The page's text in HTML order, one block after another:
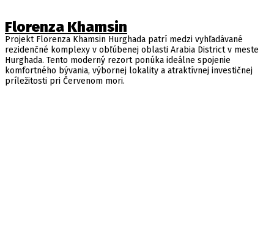
Florenza Khamsin
Projekt Florenza Khamsin Hurghada patrí medzi vyhľadávané
rezidenčné komplexy v obľúbenej oblasti Arabia District v meste
Hurghada. Tento moderný rezort ponúka ideálne spojenie
komfortného bývania, výbornej lokality a atraktívnej investičnej
príležitosti pri Červenom mori.